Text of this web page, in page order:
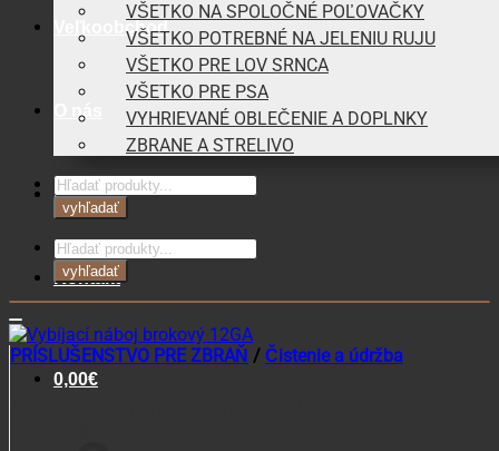
Veľkoobchod
O nás
Blog
Kontakt
0,00€
VŠETKO NA SPOLOČNÉ POĽOVAČKY
VŠETKO POTREBNÉ NA JELENIU RUJU
VŠETKO PRE LOV SRNCA
VŠETKO PRE PSA
VYHRIEVANÉ OBLEČENIE A DOPLNKY
ZBRANE A STRELIVO
Products
search
vyhľadať
Products
search
vyhľadať
PRÍSLUŠENSTVO PRE ZBRAŇ / Čistenie a údržba